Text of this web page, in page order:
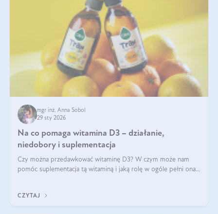
mgr inż. Anna Sobol
29 sty 2026
Na co pomaga witamina D3 – działanie,
niedobory i suplementacja
Czy można przedawkować witaminę D3? W czym może nam
pomóc suplementacja tą witaminą i jaką rolę w ogóle pełni ona
robić?
CZYTAJ